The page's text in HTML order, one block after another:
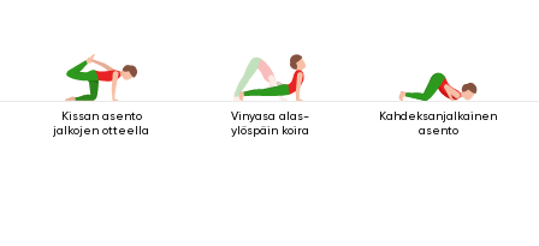
Kissan asento
jalkojen otteella
Vinyasa alas-
ylöspäin koira
Kahdeksanjalkainen
asento